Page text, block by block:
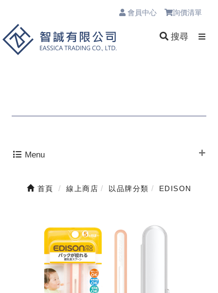
會員中心 詢價清單
搜尋
Menu
首頁 線上商店 以品牌分類 EDISON